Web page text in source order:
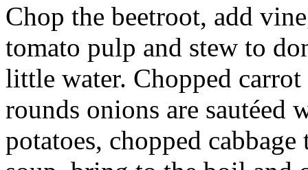
Chop the beetroot, add
tomato pulp and stew to
little water. Chopped
rounds onions are sautéed
potatoes, chopped